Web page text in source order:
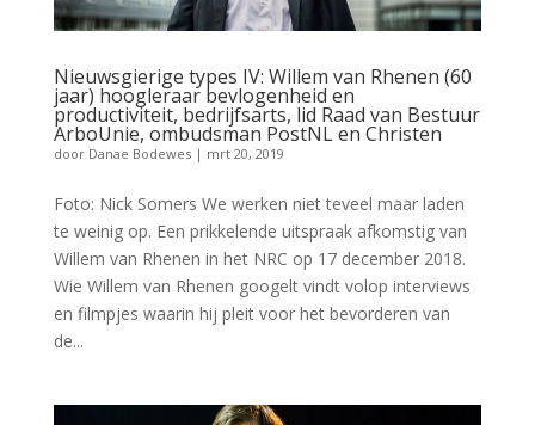
Nieuwsgierige types IV: Willem van Rhenen (60
jaar) hoogleraar bevlogenheid en
productiviteit, bedrijfsarts, lid Raad van Bestuur
ArboUnie, ombudsman PostNL en Christen
door Danae Bodewes| mrt 20, 2019
Foto: Nick Somers We werken niet teveel maar laden
te weinig op. Een prikkelende uitspraak afkomstig van
Willem van Rhenen in het NRC op 17 december 2018.
Wie Willem van Rhenen googelt vindt volop interviews
en filmpjes waarin hij pleit voor het bevorderen van
de...